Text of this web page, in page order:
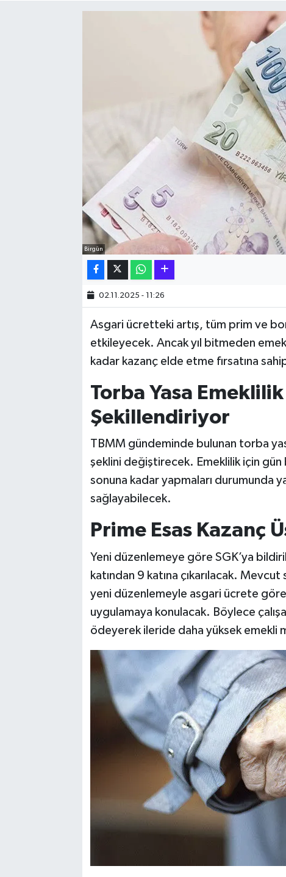
Birgün
02.11.2025 - 11:26
Asgari ücretteki artış, tüm prim ve
etkileyecek. Ancak yıl bitmeden
kadar kazanç elde etme fırsatına
Torba Yasa
Şekillendiriyor
TBMM gündeminde bulunan torba
şeklini değiştirecek. Emeklilik için gün
sonuna kadar yapmaları durumunda
sağlayabilecek.
Prime Esas Kazanç
Yeni düzenlemeye göre SGK’ya
katından 9 katına çıkarılacak.
yeni düzenlemeyle asgari ücrete göre
uygulamaya konulacak. Böylece
ödeyerek ileride daha yüksek emekli